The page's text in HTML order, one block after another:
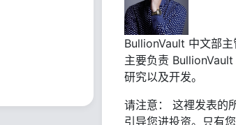
BullionVault 中文部
主要负责
研究以及开发。
请注意： 这裡发表的
引导您进投资。只有